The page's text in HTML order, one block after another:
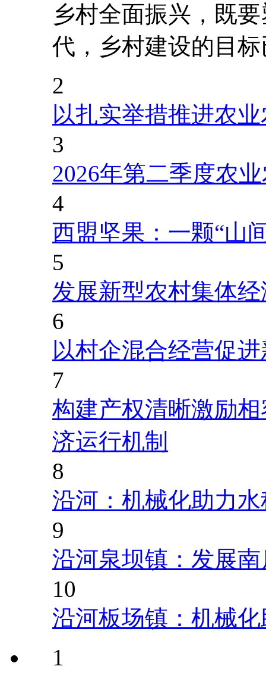
乡村全面振兴，既
代，乡村建设的目
2
以扎实举措推进农
3
2026年第二季度农
4
西盟坚果：一颗“山
5
发展新型农村集体
6
以村企混合经营促
7
构建产权清晰激励
济运行机制
8
沿河：机械化助力
9
沿河泉坝镇：发展
10
沿河板场镇：机械
1